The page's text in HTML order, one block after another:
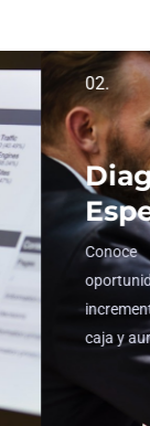
02.
caja y